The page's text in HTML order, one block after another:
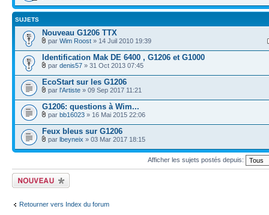
SUJETS
Nouveau G1206 TTX
par Wim Roost » 14 Juil 2010 19:39
Identification Mak DE 6400 , G1206 et G1000
par denis57 » 31 Oct 2013 07:45
EcoStart sur les G1206
par l'Artiste » 09 Sep 2017 11:21
G1206: questions à Wim...
par bb16023 » 16 Mai 2015 22:06
Feux bleus sur G1206
par lbeyneix » 03 Mar 2017 18:15
Afficher les sujets postés depuis:
Écrire un nouveau
sujet
Retourner vers Index du forum